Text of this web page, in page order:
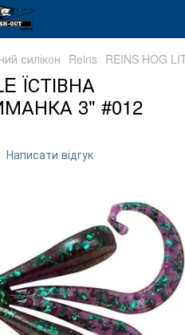
силікон Reins REINS HOG
ЇСТІВНА
3" #012
Написати відгук